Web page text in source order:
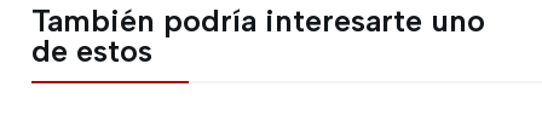
También podría interesarte uno
de estos